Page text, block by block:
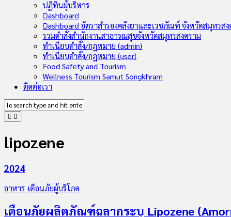
Child
Menu
ปฏิทินผู้บริหาร
Dashboard
Dashboard อัตราสำรองคลังยาและเวชภัณฑ์ จังหวัดสมุทรสง
รวมคำสั่งสำนักงานสาธารณสุขจังหวัดสมุทรสงคราม
ทำเนียบคำสั่ง/กฎหมาย (admin)
ทำเนียบคำสั่ง/กฎหมาย (user)
Food Safety and Tourism
Wellness Tourism Samut Songkhram
ติดต่อเรา
lipozene
2024
อาหาร เตือนภัยผู้บริโภค
เตือนภัยผลิตภัณฑ์ฉลากระบุ Lipozene